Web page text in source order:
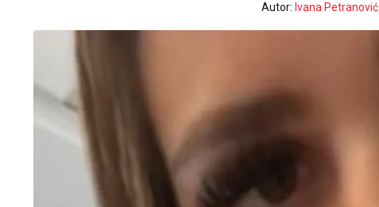
Autor: Ivana Petranović